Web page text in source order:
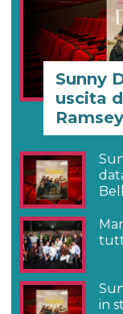
Sunny
uscita
Ramsey
in